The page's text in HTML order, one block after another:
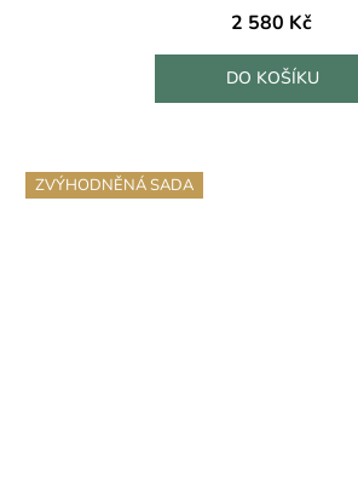
2 580 Kč
DO KOŠÍKU
ZVÝHODNĚNÁ SADA